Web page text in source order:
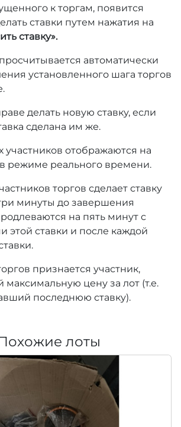
к торгам, появится
ставки путем нажатия на
ставку».
автоматически
установленного шага торгов
делать новую ставку, если
сделана им же.
участников отображаются на
режиме реального времени.
торгов сделает ставку
минуты до завершения
на пять минут с
этой ставки и после каждой
признается участник,
цену за лот (т.е.
последнюю ставку).
лоты